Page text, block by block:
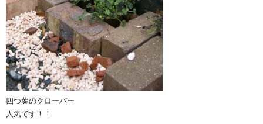
四つ葉のクローバー
人気です！！